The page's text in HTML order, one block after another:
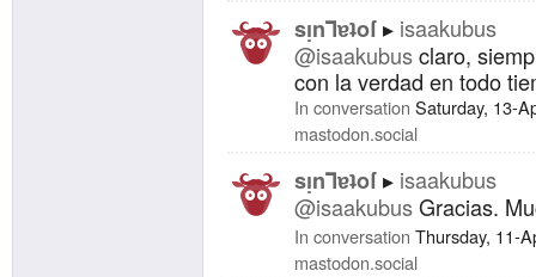
sᴉnꓶɐʇoſ
isaakubus
@isaakubusclaro,
con la verdad en todo
In conversation Saturday, 13-
mastodon.social
sᴉnꓶɐʇoſ
isaakubus
@isaakubusGracias.
In conversation Thursday, 11-
mastodon.social